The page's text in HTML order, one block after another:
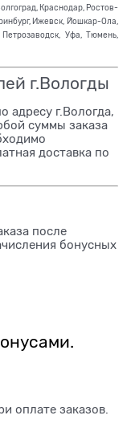
Краснодар, Ростов-
Ижевск, Йошкар-Ола,
Уфа, Тюмень,
г.Вологды
адресу г.Вологда,
суммы заказа
доставка по
после
бонусных
оплате заказов.